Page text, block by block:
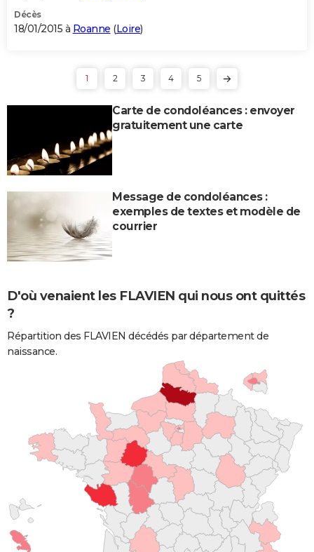
Décès
18/01/2015 à Roanne (Loire)
1 2 3 4 5
Carte de condoléances : envoyer
gratuitement une carte
Message de condoléances :
exemples de textes et modèle de
courrier
D'où venaient les FLAVIEN qui nous ont quittés
?
Répartition des FLAVIEN décédés par département de
naissance.